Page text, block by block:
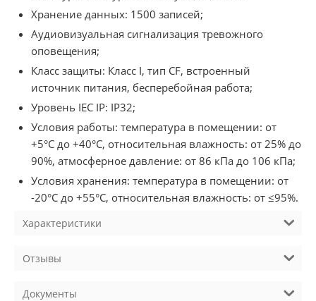
Хранение данных: 1500 записей;
Аудиовизуальная сигнализация тревожного
оповещения;
Класс защиты: Класс I, тип CF, встроенный
источник питания, бесперебойная работа;
Уровень IEC IP: IP32;
Условия работы: температура в помещении: от
+5°C до +40°C, относительная влажность: от 25% до
90%, атмосферное давление: от 86 кПа до 106 кПа;
Условия хранения: температура в помещении: от
-20°C до +55°C, относительная влажность: от ≤95%.
Характеристики
Отзывы
Документы